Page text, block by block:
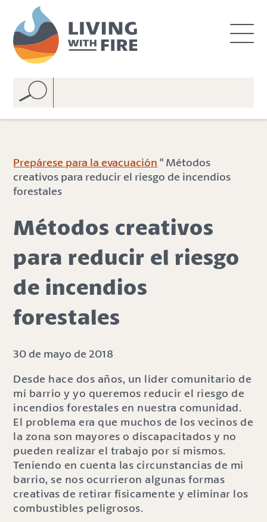
n
v
Prepárese para la evacuación " Métodos
creativos para reducir el riesgo de incendios
forestales
Métodos creativos
para reducir el riesgo
de incendios
forestales
30 de mayo de 2018
Desde hace dos años, un líder comunitario de
mi barrio y yo queremos reducir el riesgo de
incendios forestales en nuestra comunidad.
El problema era que muchos de los vecinos de
la zona son mayores o discapacitados y no
pueden realizar el trabajo por sí mismos.
Teniendo en cuenta las circunstancias de mi
barrio, se nos ocurrieron algunas formas
creativas de retirar físicamente y eliminar los
combustibles peligrosos.